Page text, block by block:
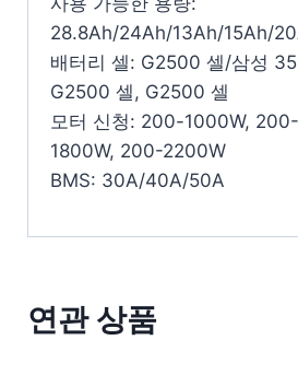
28.8Ah/24Ah/13Ah/15Ah/
배터리 셀: G2500 셀/삼성
G2500 셀, G2500 셀
모터 신청: 200-1000W,
1800W, 200-2200W
BMS: 30A/40A/50A
연관 상품